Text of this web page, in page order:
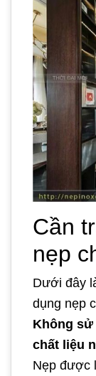
Cần
nẹp
Dưới đây
dụng nẹp
Không
chất liệu
Nẹp được